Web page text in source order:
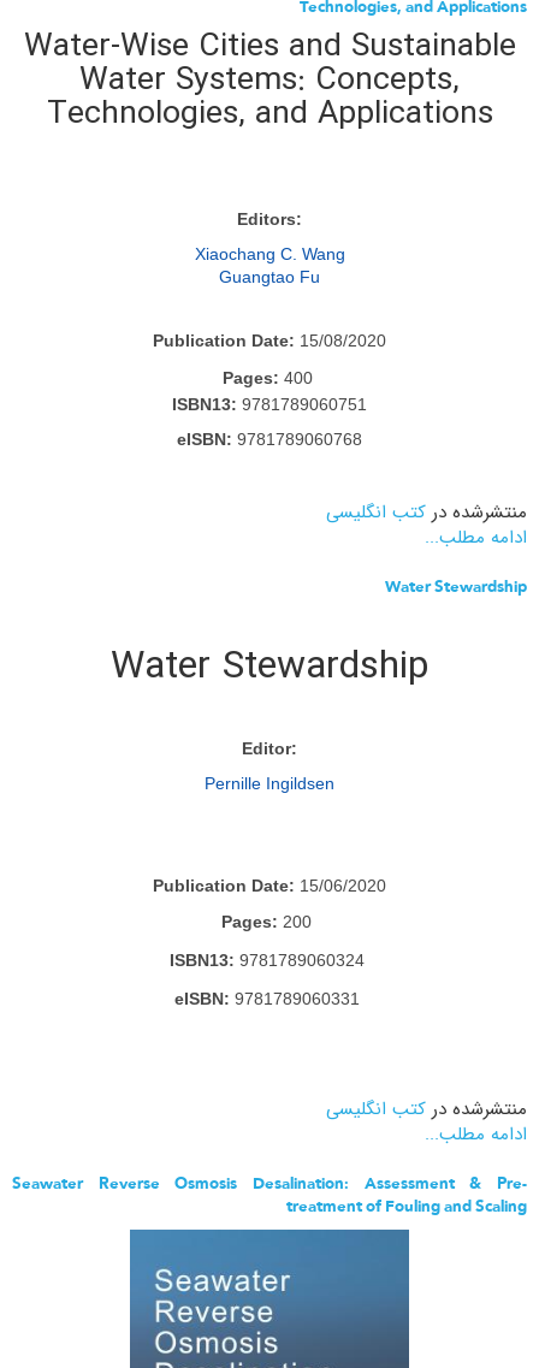
Technologies, and Applications
Water-Wise Cities and Sustainable
Water Systems: Concepts,
Technologies, and Applications
:Editors
Xiaochang C. Wang
Guangtao Fu
Publication Date: 15/08/2020
Pages: 400
ISBN13: 9781789060751
eISBN: 9781789060768
منتشرشده در کتب انگلیسی
ادامه مطلب...
Water Stewardship
Water Stewardship
:Editor
Pernille Ingildsen
Publication Date: 15/06/2020
Pages: 200
ISBN13: 9781789060324
eISBN: 9781789060331
منتشرشده در کتب انگلیسی
ادامه مطلب...
Seawater Reverse Osmosis Desalination: Assessment & Pre-
treatment of Fouling and Scaling